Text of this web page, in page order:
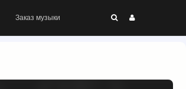
Заказ музыки